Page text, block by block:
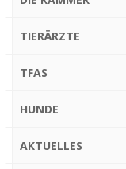
TIERÄRZTE
TFAS
HUNDE
AKTUELLES